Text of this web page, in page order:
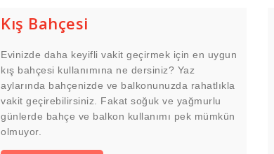
Kış Bahçesi
Evinizde daha keyifli vakit geçirmek için en uygun
kış bahçesi kullanımına ne dersiniz? Yaz
aylarında bahçenizde ve balkonunuzda rahatlıkla
vakit geçirebilirsiniz. Fakat soğuk ve yağmurlu
günlerde bahçe ve balkon kullanımı pek mümkün
olmuyor.